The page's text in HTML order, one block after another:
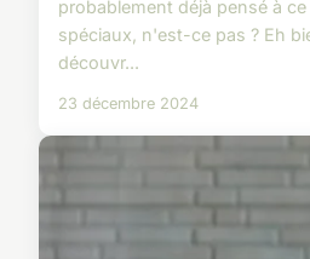
probablement déjà pensé à
spéciaux, n'est-ce pas ? Eh
découvr...
23 décembre 2024